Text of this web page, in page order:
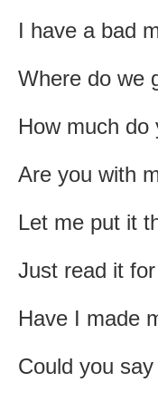
I have a bad
Where do we
How much do
Are you with
Let me put it
Just read it
Have I made
Could you